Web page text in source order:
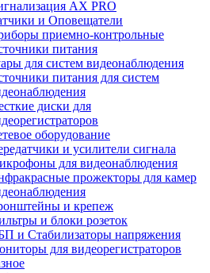
AX PRO
и Оповещатели
приемно-контрольные
питания
для систем видеонаблюдения
питания для систем
диски для
оборудование
и усилители сигнала
для видеонаблюдения
прожекторы для камер
и крепеж
и блоки розеток
и Стабилизаторы напряжения
для видеорегистраторов